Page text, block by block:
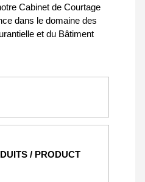
Cabinet de Courtage
dans le domaine des
et du Bâtiment
/ PRODUCT